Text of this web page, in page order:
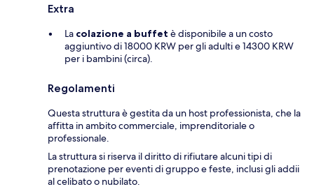
Extra
La colazione a buffet è disponibile a un costo
aggiuntivo di 18000 KRW per gli adulti e 14300 KRW
per i bambini (circa).
Regolamenti
Questa struttura è gestita da un host professionista, che la
affitta in ambito commerciale, imprenditoriale o
professionale.
La struttura si riserva il diritto di rifiutare alcuni tipi di
prenotazione per eventi di gruppo e feste, inclusi gli addii
al celibato o nubilato.